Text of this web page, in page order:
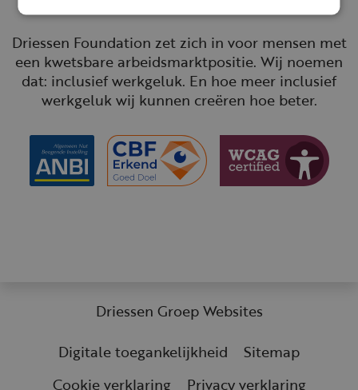
Driessen Foundation zet zich in voor mensen met
een kwetsbare arbeidsmarktpositie. Wij noemen
dat: inclusief werkgeluk. En hoe meer inclusief
werkgeluk wij kunnen creëren hoe beter.
Driessen Groep Websites
Digitale toegankelijkheid
Sitemap
Cookie verklaring
Privacy verklaring